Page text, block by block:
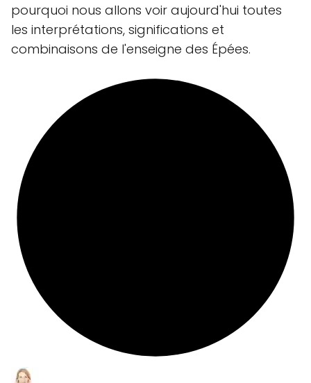
pourquoi nous allons voir aujourd'hui toutes
les interprétations, significations et
combinaisons de l'enseigne des Épées.